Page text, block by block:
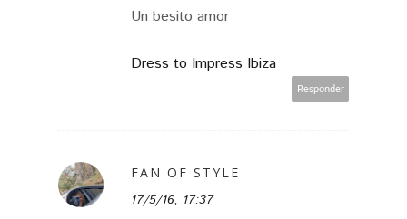
Un besito amor
Dress to Impress Ibiza
Responder
FAN OF STYLE
17/5/16, 17:37